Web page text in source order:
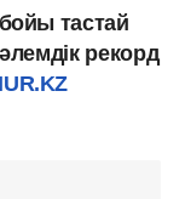
тастай
рекорд